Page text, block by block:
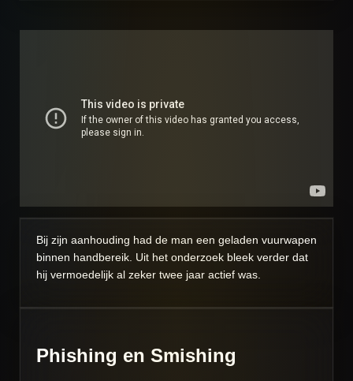
Bij zijn aanhouding had de man een geladen vuurwapen
binnen handbereik. Uit het onderzoek bleek verder dat
hij vermoedelijk al zeker twee jaar actief was.
Phishing en Smishing